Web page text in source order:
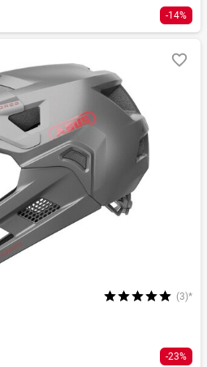
-14%
(3)*
-23%